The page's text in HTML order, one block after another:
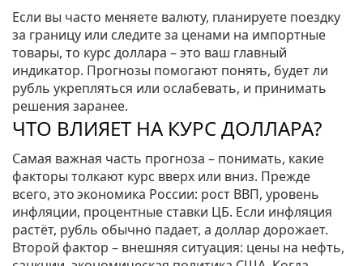
Если вы часто меняете валюту, планируете поездку
за границу или следите за ценами на импортные
товары, то курс доллара – это ваш главный
индикатор. Прогнозы помогают понять, будет ли
рубль укрепляться или ослабевать, и принимать
решения заранее.
ЧТО ВЛИЯЕТ НА КУРС ДОЛЛАРА?
Самая важная часть прогноза – понимать, какие
факторы толкают курс вверх или вниз. Прежде
всего, это экономика России: рост ВВП, уровень
инфляции, процентные ставки ЦБ. Если инфляция
растёт, рубль обычно падает, а доллар дорожает.
Второй фактор – внешняя ситуация: цены на нефть,